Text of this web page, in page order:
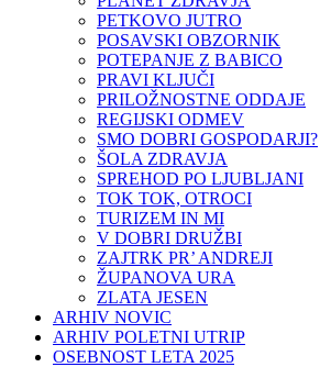
PETKOVO JUTRO
POSAVSKI OBZORNIK
POTEPANJE Z BABICO
PRAVI KLJUČI
PRILOŽNOSTNE ODDAJE
REGIJSKI ODMEV
SMO DOBRI GOSPODARJI?
ŠOLA ZDRAVJA
SPREHOD PO LJUBLJANI
TOK TOK, OTROCI
TURIZEM IN MI
V DOBRI DRUŽBI
ZAJTRK PR’ ANDREJI
ŽUPANOVA URA
ZLATA JESEN
ARHIV NOVIC
ARHIV POLETNI UTRIP
OSEBNOST LETA 2025